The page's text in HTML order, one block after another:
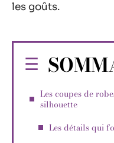
les goûts.
Les coupes de
silhouette
Les détails qui